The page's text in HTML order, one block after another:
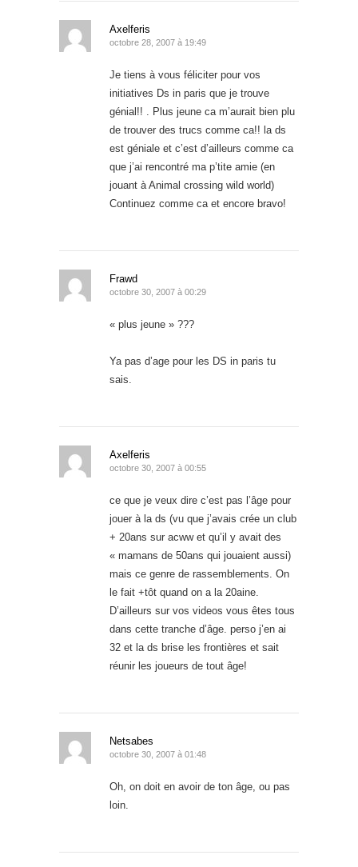
Axelferis
octobre 28, 2007 à 19:49
Je tiens à vous féliciter pour vos
initiatives Ds in paris que je trouve
génial!! . Plus jeune ca m’aurait bien plu
de trouver des trucs comme ca!! la ds
est géniale et c’est d’ailleurs comme ca
que j’ai rencontré ma p’tite amie (en
jouant à Animal crossing wild world)
Continuez comme ca et encore bravo!
Frawd
octobre 30, 2007 à 00:29
« plus jeune » ???
Ya pas d’age pour les DS in paris tu
sais.
Axelferis
octobre 30, 2007 à 00:55
ce que je veux dire c’est pas l’âge pour
jouer à la ds (vu que j’avais crée un club
+ 20ans sur acww et qu’il y avait des
« mamans de 50ans qui jouaient aussi)
mais ce genre de rassemblements. On
le fait +tôt quand on a la 20aine.
D’ailleurs sur vos videos vous êtes tous
dans cette tranche d’âge. perso j’en ai
32 et la ds brise les frontières et sait
réunir les joueurs de tout âge!
Netsabes
octobre 30, 2007 à 01:48
Oh, on doit en avoir de ton âge, ou pas
loin.